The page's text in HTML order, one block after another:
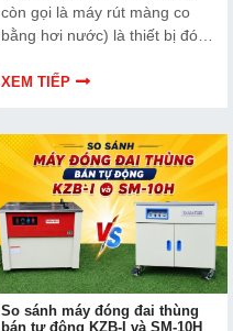
còn gọi là máy rút màng co
bằng hơi nước) là thiết bị đóng
suất và nhiệt lượng từ hơi
màng nhựa (như PVC, PET,
POF) bọc xung quanh sản
phẩm
XEM TIẾP
So sánh máy đóng đai thùng
bán tự động KZB-I và SM-10H